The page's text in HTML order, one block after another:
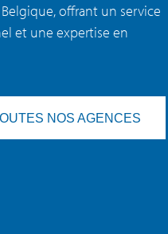
offrant un service
et une expertise en
NOS AGENCES